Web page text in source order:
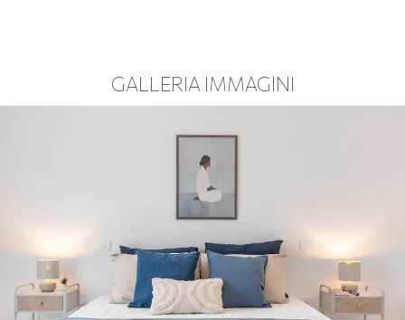
GALLERIA IMMAGINI